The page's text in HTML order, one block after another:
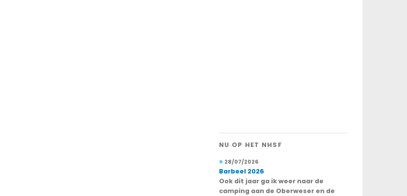
NU OP HET NHSF
28/07/2026
Barbeel 2026
Ook dit jaar ga ik weer naar de
camping aan de Oberweser en de